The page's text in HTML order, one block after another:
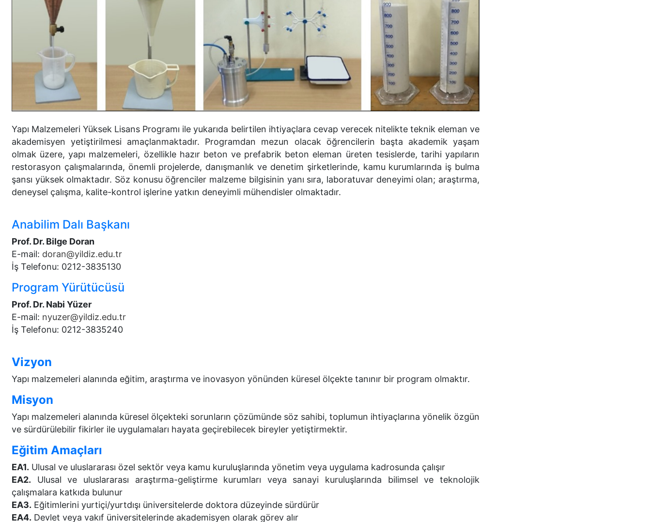
Yapı Malzemeleri Yüksek Lisans Programı ile yukarıda belirtilen ihtiyaçlara cevap verecek nitelikte teknik eleman ve
akademisyen yetiştirilmesi amaçlanmaktadır. Programdan mezun olacak öğrencilerin başta akademik yaşam
olmak üzere, yapı malzemeleri, özellikle hazır beton ve prefabrik beton eleman üreten tesislerde, tarihi yapıların
restorasyon çalışmalarında, önemli projelerde, danışmanlık ve denetim şirketlerinde, kamu kurumlarında iş bulma
şansı yüksek olmaktadır. Söz konusu öğrenciler malzeme bilgisinin yanı sıra, laboratuvar deneyimi olan; araştırma,
deneysel çalışma, kalite-kontrol işlerine yatkın deneyimli mühendisler olmaktadır.
Anabilim Dalı Başkanı
Prof. Dr. Bilge Doran
E-mail: doran@yildiz.edu.tr
İş Telefonu: 0212-3835130
Program Yürütücüsü
Prof. Dr. Nabi Yüzer
E-mail: nyuzer@yildiz.edu.tr
İş Telefonu: 0212-3835240
Vizyon
Yapı malzemeleri alanında eğitim, araştırma ve inovasyon yönünden küresel ölçekte tanınır bir program olmaktır.
Misyon
Yapı malzemeleri alanında küresel ölçekteki sorunların çözümünde söz sahibi, toplumun ihtiyaçlarına yönelik özgün
ve sürdürülebilir fikirler ile uygulamaları hayata geçirebilecek bireyler yetiştirmektir.
Eğitim Amaçları
EA1. Ulusal ve uluslararası özel sektör veya kamu kuruluşlarında yönetim veya uygulama kadrosunda çalışır
EA2. Ulusal ve uluslararası araştırma-geliştirme kurumları veya sanayi kuruluşlarında bilimsel ve teknolojik
çalışmalara katkıda bulunur
EA3. Eğitimlerini yurtiçi/yurtdışı üniversitelerde doktora düzeyinde sürdürür
EA4. Devlet veya vakıf üniversitelerinde akademisyen olarak görev alır